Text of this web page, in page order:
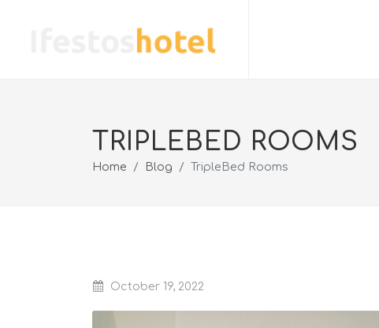
TRIPLEBED ROOMS
Home Blog TripleBed Rooms
October 19, 2022